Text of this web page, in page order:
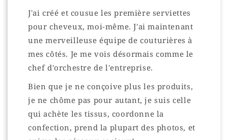
J'ai créé et cousue les première serviettes
pour cheveux, moi-même. J'ai maintenant
une merveilleuse équipe de couturières à
mes côtés. Je me vois désormais comme le
chef d'orchestre de l'entreprise.
Bien que je ne conçoive plus les produits,
je ne chôme pas pour autant, je suis celle
qui achète les tissus, coordonne la
confection, prend la plupart des photos, et